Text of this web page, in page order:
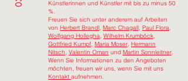
Künstlerinnen und Künstler mit bis zu minus 50
%.
Freuen Sie sich unter anderem auf Arbeiten
von Herbert Brandl, Marc Chagall, Paul Flora,
Wolfgang Hollegha, Wilhelm Krumböck,
Gottfried Kumpf, Maria Moser, Hermann
Nitsch, Valentin Oman und Martin Sonnleitner.
Wenn Sie Informationen zu den Angeboten
möchten, freuen wir uns, wenn Sie mit uns
Kontakt aufnehmen.